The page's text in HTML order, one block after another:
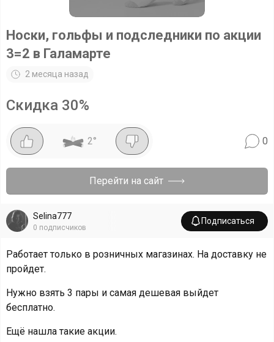
Носки, гольфы и подследники по акции
3=2 в Галамарте
2 месяца назад
Скидка 30%
2° 0
Перейти на сайт
Selina777
0 подписчиков
Подписаться
Работает только в розничных магазинах. На доставку не
пройдет.
Нужно взять 3 пары и самая дешевая выйдет
бесплатно.
Ещё нашла такие акции.